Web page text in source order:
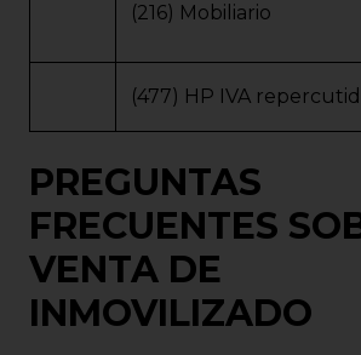
(216) Mobiliario
(477) HP IVA
PREGUNTAS
FRECUENTES
VENTA DE
INMOVILIZADO